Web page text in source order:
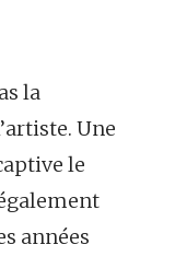
la
Une
le
années